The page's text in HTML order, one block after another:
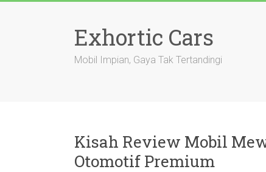
Exhortic Cars
Mobil Impian, Gaya Tak Tertandingi
Kisah Review Mobil
Otomotif Premium